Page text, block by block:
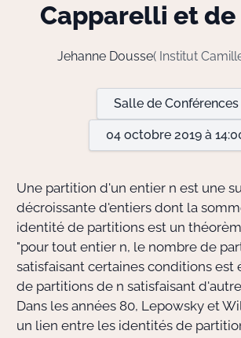
Capparelli et de
Jehanne Dousse( Institut
Salle de Conférences
04 octobre 2019 à
Une partition d'un entier n est une
décroissante d'entiers dont la
identité de partitions est un
"pour tout entier n, le nombre de
satisfaisant certaines conditions est
de partitions de n satisfaisant
Dans les années 80, Lepowsky et
un lien entre les identités de